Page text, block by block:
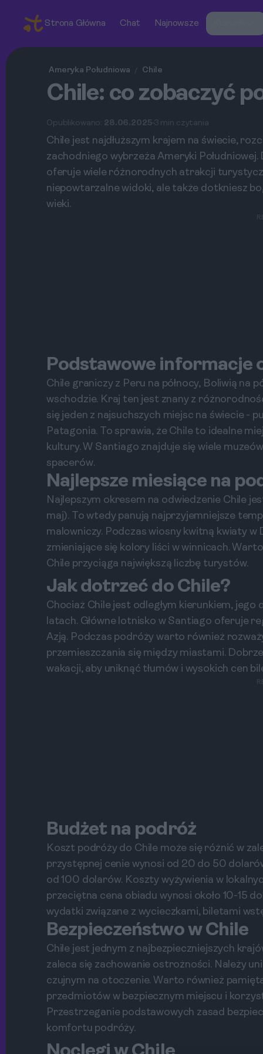
Strona Główna Chat Najnowsze
Ameryka Południowa / Chile
Chile: co zobaczyć
Opublikowano: 28.06.2025 3 min czytania
Chile jest najdłuższym krajem na świecie,
zachodniego wybrzeża Ameryki
oferuje wiele różnorodnych atrakcji
niepowtarzalne widoki, ale także dotkniesz
wieki.
Podstawowe informacje
Chile graniczy z Peru na północy, Boliwią na
wschodzie. Kraj ten jest znany z
się jeden z najsuchszych miejsc na świecie -
Patagonia. To sprawia, że Chile to idealne
kultury. W Santiago znajduje się wiele
spacerów.
Najlepsze miesiące na
Najlepszym okresem na odwiedzenie Chile
maj). To wtedy panują najprzyjemniejsze
malowniczy. Podczas wiosny kwitną kwiaty w
zmieniające się kolory liści w winnicach.
Chile przyciąga największą liczbę turystów.
Jak dotrzeć do Chile?
Chociaż Chile jest odległym kierunkiem,
latach. Główne lotnisko w Santiago oferuje
Azją. Podczas podróży warto również
przemieszczania się między miastami.
wakacji, aby uniknąć tłumów i wysokich cen
Budżet na podróż
Koszt podróży do Chile może się różnić w
przystępnej cenie wynosi od 20 do 50
od 100 dolarów. Koszty wyżywienia w
przeciętna cena obiadu wynosi około 10-15
wydatki związane z wycieczkami, biletami
Bezpieczeństwo w Chile
Chile jest jednym z najbezpieczniejszych
zaleca się zachowanie ostrożności. Należy
czujnym na otoczenie. Warto również
przedmiotów w bezpiecznym miejscu i
Przestrzeganie podstawowych zasad
komfortu podróży.